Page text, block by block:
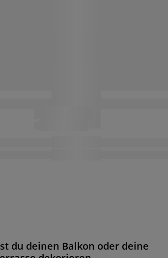
du deinen Balkon oder deine